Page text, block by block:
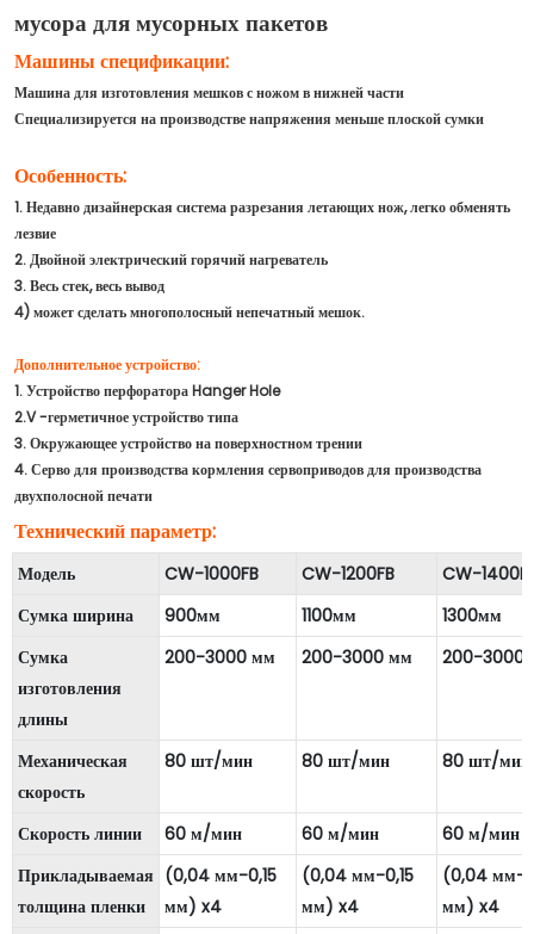
мусора для мусорных пакетов
Машины спецификации:
Машина для изготовления мешков с ножом в нижней части
Специализируется на производстве напряжения меньше плоской сумки
Особенность:
1. Недавно дизайнерская система разрезания летающих нож, легко обменять
лезвие
2. Двойной электрический горячий нагреватель
3. Весь стек, весь вывод
4) может сделать многополосный непечатный мешок.
Дополнительное устройство:
1. Устройство перфоратора Hanger Hole
2.V -герметичное устройство типа
3. Окружающее устройство на поверхностном трении
4. Серво для производства кормления сервоприводов для производства
двухполосной печати
Технический параметр:
Модель CW-1000FB CW-1200FB
CW-
Сумка ширина
900мм 1100мм
1300мм
Сумка
изготовления
длины
200-3000 мм 200-3000 мм 200-3000
Механическая
скорость
80 шт/мин 80 шт/мин 80 шт/мин
Скорость линии 60 м/мин 60 м/мин
60 м/мин
Прикладываемая
толщина пленки
(0,04 мм-0,15
мм) x4
(0,04 мм-0,15
мм) x4
(0,04 мм-
мм) x4